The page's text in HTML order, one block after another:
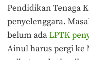
Pendidikan Tenaga
penyelenggara.
belum adaLPTK
Ainul harus pergi ke